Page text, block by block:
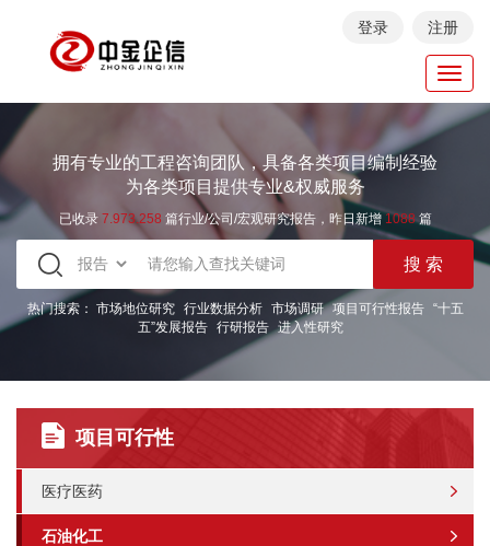
登录 注册
拥有专业的工程咨询团队，具备各类项目编制经验
为各类项目提供专业&权威服务
已收录 7.973.258 篇行业/公司/宏观研究报告，昨日新增 1088篇
热门搜索： 市场地位研究 行业数据分析 市场调研 项目可行性报告
“十五
五”发展报告 行研报告 进入性研究
项目可行性
医疗医药
石油化工